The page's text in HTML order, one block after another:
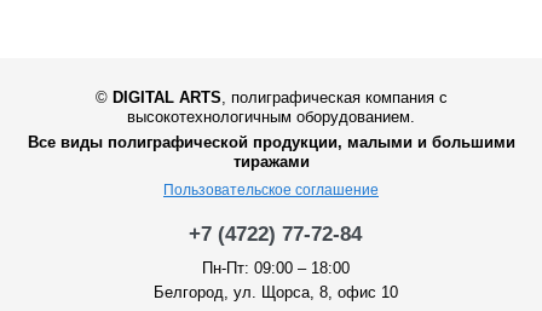
© DIGITAL ARTS
полиграфическая компания с
высокотехнологичным оборудованием.
Все виды полиграфической продукции, малыми и большими
тиражами
Пользовательское соглашение
+7 (4722) 77-72-84
Пн-Пт: 09:00 – 18:00
Белгород, ул. Щорса, 8, офис 10